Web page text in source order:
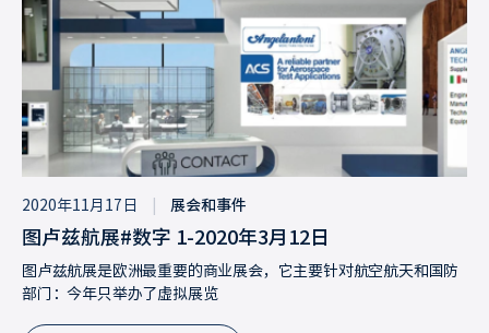
2020年11月17日 展会和事件
图卢兹航展#数字 1-2020年3月12日
图卢兹航展是欧洲最重要的商业展会，它主要针对航空航天和国防
部门：今年只举办了虚拟展览